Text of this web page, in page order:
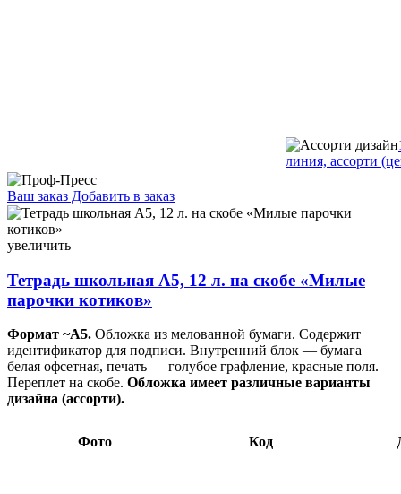
линия, ассорти
Ваш заказ Добавить в заказ
Тетрадь школьная А5, 12 л. на скобе «Милые парочки
котиков» 165×205 мм, косая линия, ассорти 0,84 105243
увеличить
Тетрадь школьная А5, 12 л. на скобе «Милые
парочки котиков»
Формат ~А5. Обложка из мелованной бумаги. Содержит
идентификатор для подписи. Внутренний блок — бумага
белая офсетная, печать — голубое графление, красные поля.
Переплет на скобе. Обложка имеет различные варианты
дизайна (ассорти).
Фото Код